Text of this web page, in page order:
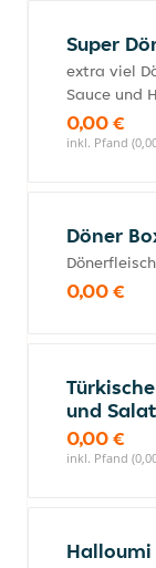
Super
extra viel
Sauce und
0,00 €
inkl. Pfand
Döner
0,00 €
und Salat
0,00 €
inkl. Pfand
Halloumi